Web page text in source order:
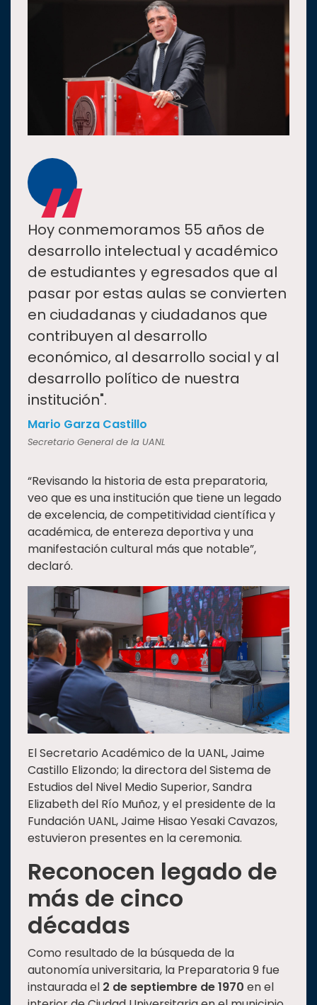
“
Hoy conmemoramos 55 años de
desarrollo intelectual y académico
de estudiantes y egresados que al
pasar por estas aulas se convierten
en ciudadanas y ciudadanos que
contribuyen al desarrollo
económico, al desarrollo social y al
desarrollo político de nuestra
institución".
Mario Garza Castillo
Secretario General de la UANL
“Revisando la historia de esta preparatoria,
veo que es una institución que tiene un legado
de excelencia, de competitividad científica y
académica, de entereza deportiva y una
manifestación cultural más que notable”,
declaró.
El Secretario Académico de la UANL, Jaime
Castillo Elizondo; la directora del Sistema de
Estudios del Nivel Medio Superior, Sandra
Elizabeth del Río Muñoz, y el presidente de la
Fundación UANL, Jaime Hisao Yesaki Cavazos,
estuvieron presentes en la ceremonia.
Reconocen legado de
más de cinco
décadas
Como resultado de la búsqueda de la
autonomía universitaria, la Preparatoria 9 fue
instaurada el 2 de septiembre de 1970 en el